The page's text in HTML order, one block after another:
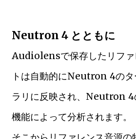
Neutron 4 とともに
Audiolensで保存したリファ
トは自動的にNeutron 4の
ラリに反映され、Neutron 4
機能によって分析されます。